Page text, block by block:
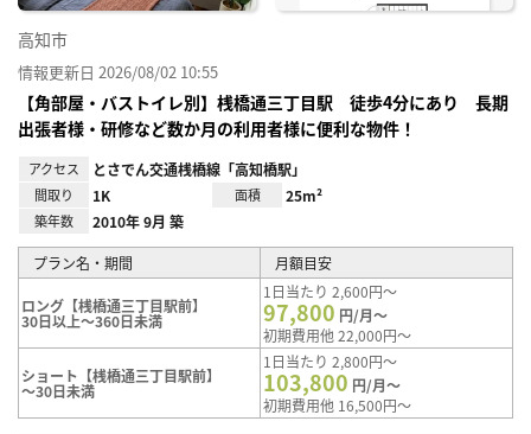
高知市
情報更新日 2026/08/02 10:55
【角部屋・バストイレ別】桟橋通三丁目駅 徒歩4分にあり 長期
出張者様・研修など数か月の利用者様に便利な物件！
アクセス とさでん交通桟橋線「高知橋駅」
間取り 1K 面積 25m²
築年数 2010年 9月 築
プラン名・期間 月額目安
ロング【桟橋通三丁目駅前】
30日以上～360日未満
1日当たり 2,600円～
97,800 円/月～
初期費用他 22,000円～
ショート【桟橋通三丁目駅前】
～30日未満
1日当たり 2,800円～
103,800 円/月～
初期費用他 16,500円～